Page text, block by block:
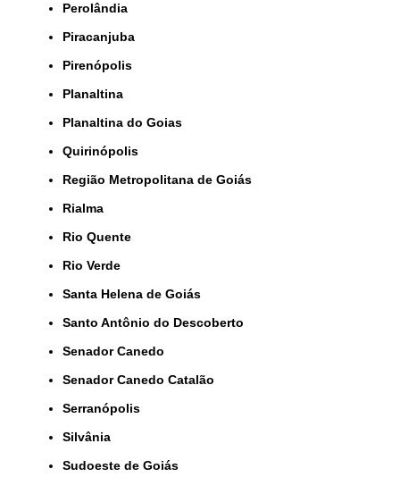
Perolândia
Piracanjuba
Pirenópolis
Planaltina
Planaltina do Goias
Quirinópolis
Região Metropolitana de Goiás
Rialma
Rio Quente
Rio Verde
Santa Helena de Goiás
Santo Antônio do Descoberto
Senador Canedo
Senador Canedo Catalão
Serranópolis
Silvânia
Sudoeste de Goiás